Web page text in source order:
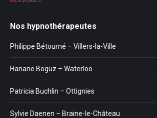
Nos hypnothérapeutes
Philippe Bétourné – Villers-la-Ville
Hanane Boguz – Waterloo
Patricia Buchlin – Ottignies
Sylvie Daenen – Braine-le-Château